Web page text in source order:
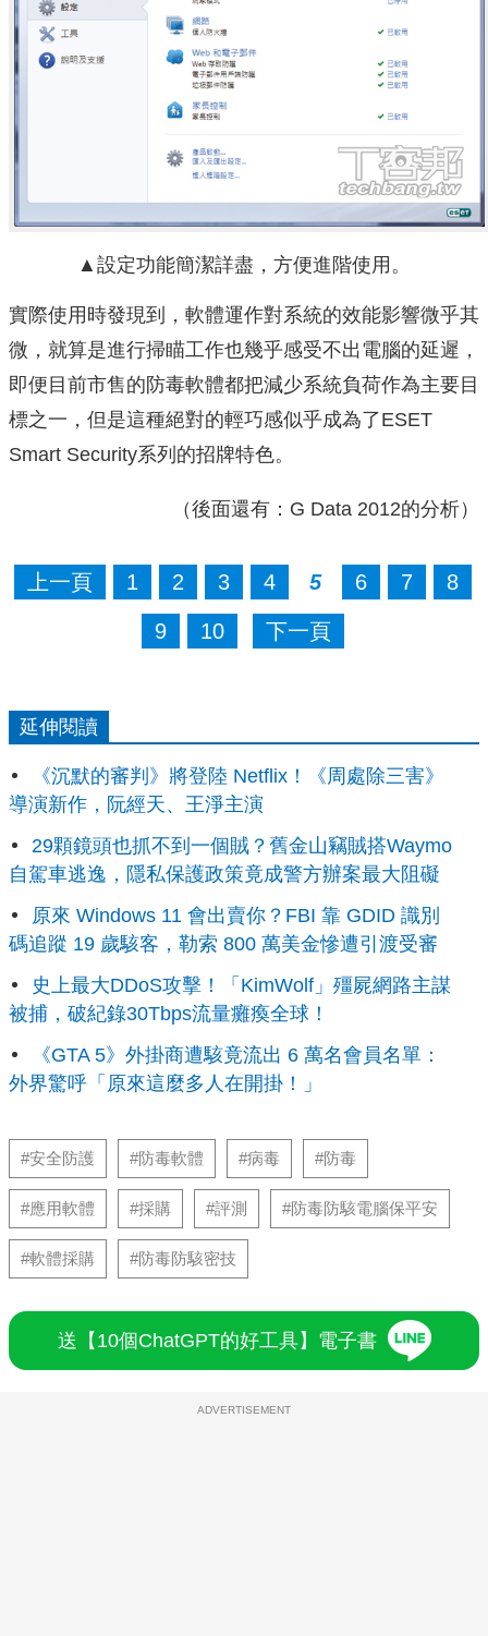
▲設定功能簡潔詳盡，方便進階使用。
實際使用時發現到，軟體運作對系統的效能影響微乎其
微，就算是進行掃瞄工作也幾乎感受不出電腦的延遲，
即便目前市售的防毒軟體都把減少系統負荷作為主要目
標之一，但是這種絕對的輕巧感似乎成為了ESET
Smart Security系列的招牌特色。
（後面還有：G Data 2012的分析）
上一頁 1 2 3 4 5 6 7 8
9 10 下一頁
延伸閱讀
《沉默的審判》將登陸 Netflix！《周處除三害》
導演新作，阮經天、王淨主演
29顆鏡頭也抓不到一個賊？舊金山竊賊搭Waymo
自駕車逃逸，隱私保護政策竟成警方辦案最大阻礙
原來 Windows 11 會出賣你？FBI 靠 GDID 識別
碼追蹤 19 歲駭客，勒索 800 萬美金慘遭引渡受審
史上最大DDoS攻擊！「KimWolf」殭屍網路主謀
被捕，破紀錄30Tbps流量癱瘓全球！
《GTA 5》外掛商遭駭竟流出 6 萬名會員名單：
外界驚呼「原來這麼多人在開掛！」
#安全防護 #防毒軟體 #病毒 #防毒
#應用軟體 #採購 #評測 #防毒防駭電腦保平安
#軟體採購 #防毒防駭密技
送【10個ChatGPT的好工具】電子書
ADVERTISEMENT